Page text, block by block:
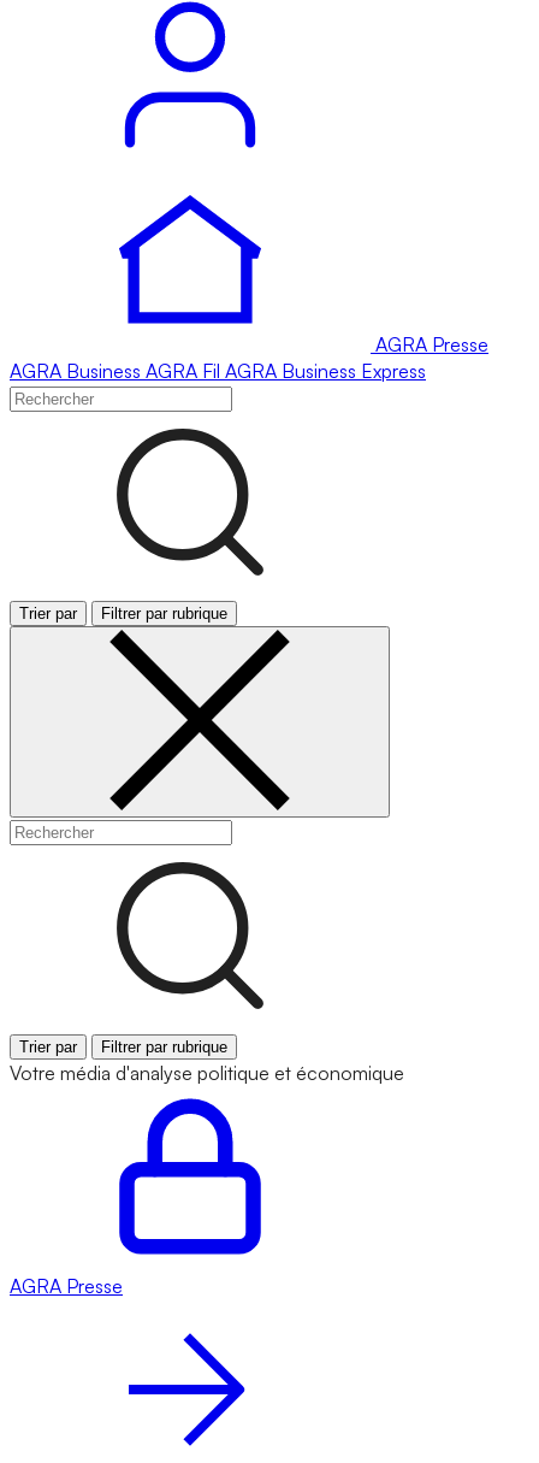
AGRA Presse
AGRA Business AGRA Fil AGRA Business Express
Trier par Filtrer par rubrique
Trier par Filtrer par rubrique
Votre média d'analyse politique et économique
AGRA Presse